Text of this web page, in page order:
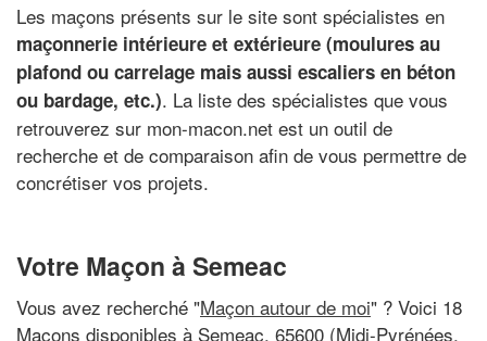
Les maçons présents sur le site sont spécialistes en
maçonnerie intérieure et extérieure (moulures au
plafond ou carrelage mais aussi escaliers en béton
ou bardage, etc.). La liste des spécialistes que vous
retrouverez sur mon-macon.net est un outil de
recherche et de comparaison afin de vous permettre de
concrétiser vos projets.
Votre Maçon à Semeac
Vous avez recherché "Maçon autour de moi" ? Voici 18
Maçons disponibles à Semeac, 65600 (Midi-Pyrénées,